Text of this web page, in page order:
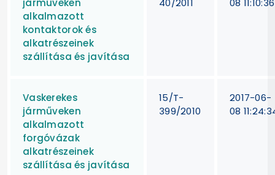
alkalmazott
kontaktorok és
alkatrészeinek
szállítása és javítása
Vaskerekes
járműveken
alkalmazott
forgóvázak
alkatrészeinek
szállítása és javítása
15/T-
399/2010
2017-06-
08